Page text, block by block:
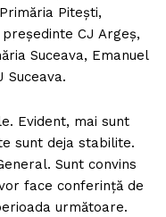
Piteşti,
CJ Argeş,
Suceava, Emanuel
Suceava.
Evident, mai sunt
sunt deja stabilite.
Sunt convins
face conferinţă de
următoare.